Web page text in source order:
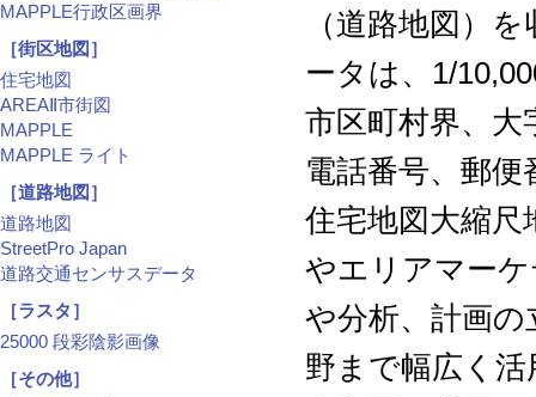
（道路地図）
ータは、1/
市区町村界、
電話番号、郵
住宅地図大縮
やエリアマー
や分析、計画
野まで幅広く
MAPPLE行政区画界
［街区地図］
住宅地図
AREAⅡ市街図
MAPPLE
MAPPLE ライト
［道路地図］
道路地図
StreetPro Japan
道路交通センサスデータ
［ラスタ］
25000 段彩陰影画像
［その他］